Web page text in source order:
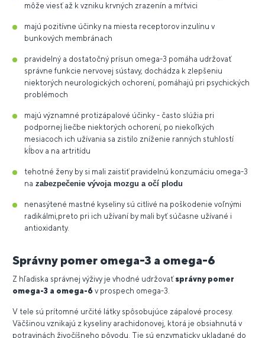
môže viesť až k vzniku krvných zrazenín a mŕtvici
majú pozitívne účinky na miesta receptorov inzulínu v
bunkových membránach
pravidelný a dostatočný prísun omega-3 pomáha udržovať
správne funkcie nervovej sústavy, dochádza k zlepšeniu
niektorých neurologických ochorení, pomáhajú pri psychických
problémoch
majú významné protizápalové účinky - často slúžia pri
podpornej liečbe niektorých ochorení, po niekoľkých
mesiacoch ich užívania sa zistilo zníženie ranných stuhlostí
kĺbov a na artritídu
tehotné ženy by si mali zaistiť pravidelnú konzumáciu omega-3
na zabezpečenie vývoja mozgu a očí plodu
nenasýtené mastné kyseliny sú citlivé na poškodenie voľnými
radikálmi,preto pri ich užívaní by mali byť súčasne užívané i
antioxidanty.
Správny pomer omega-3 a omega-6
Z hľadiska správnej výživy je vhodné udržovať správny pomer
omega-3 a omega-6 v prospech omega-3.
V tele sú prítomné určité látky spôsobujúce zápalové procesy.
Väčšinou vznikajú z kyseliny arachidonovej, ktorá je obsiahnutá v
potravinách živočíšneho pôvodu. Tie sú enzymaticky ukladané do